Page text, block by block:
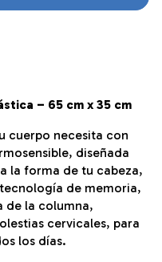
– 65 cm x 35 cm
cuerpo necesita con
diseñada
la forma de tu cabeza,
de memoria,
de la columna,
cervicales, para
los días.